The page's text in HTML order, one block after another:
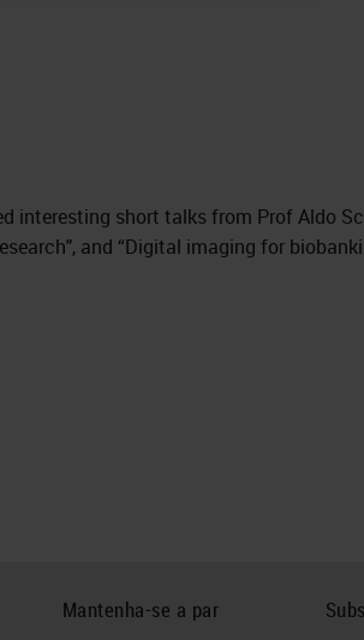
interesting short talks from Prof Aldo
and “Digital imaging for
Mantenha-se a par